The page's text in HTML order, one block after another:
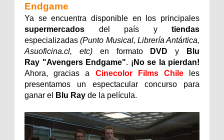
Endgame
Ya se encuentra disponible en los principales
supermercados del país y tiendas
especializadas(Punto Musical, Librería Antártica,
Asuoficina.cl, etc)en formato DVDy Blu
Ray "Avengers Endgame". ¡No se la pierdan!
Ahora, gracias a Cinecolor Films Chileles
presentamos un espectacular concurso para
ganar el
Blu Ray de la película.